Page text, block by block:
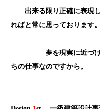
出来る限り正確に表現し
ればと常に思っております。
夢を現実に近づける
ちの仕事なのですから。